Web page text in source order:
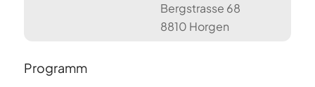
Bergstrasse 68
8810 Horgen
Programm